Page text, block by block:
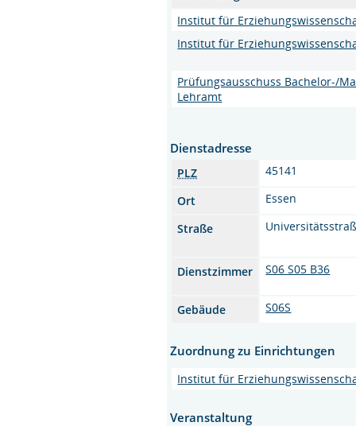
Institut für
Institut für
Prüfungsausschuss Bachelor-/
Lehramt
Dienstadresse
PLZ
45141
Ort
Essen
Straße
Dienstzimmer S06 S05 B36
Gebäude S06S
Zuordnung zu Einrichtungen
Institut für
Veranstaltung